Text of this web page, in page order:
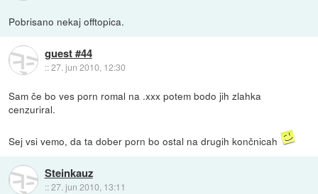
Pobrisano nekaj offtopica.
guest #44
::27. jun 2010, 12:30
Sam če bo ves porn romal na .xxx potem bodo jih zlahka
cenzuriral.
Sej vsi vemo, da ta dober porn bo ostal na drugih končnicah
Steinkauz
::27. jun 2010, 13:11